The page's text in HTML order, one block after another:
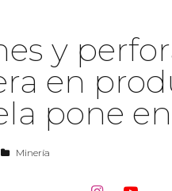
y
en
pone
Minería